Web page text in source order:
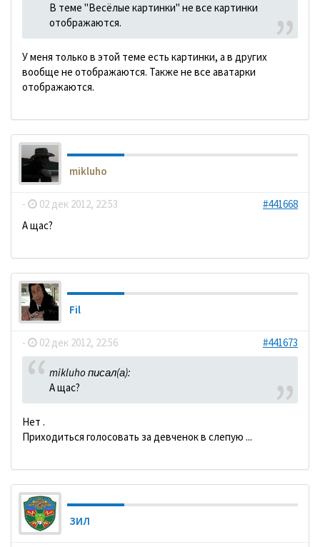
В теме "Весёлые картинки" не все картинки
отображаются.
У меня только в этой теме есть картинки, а в других
вообще не отображаются. Также не все аватарки
отображаются.
mikluho
- 02 дек 2012, 22:53
#441668
А щас?
Fil
- 02 дек 2012, 22:56 #441673
mikluho писал(а):
А щас?
Нет .
Приходиться голосовать за девченок в слепую ...
ЗИЛ